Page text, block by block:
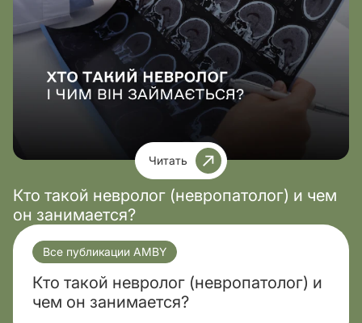
Читать
Кто такой невролог (невропатолог) и чем
он занимается?
Все публикации AMBY
Кто такой невролог (невропатолог) и
чем он занимается?